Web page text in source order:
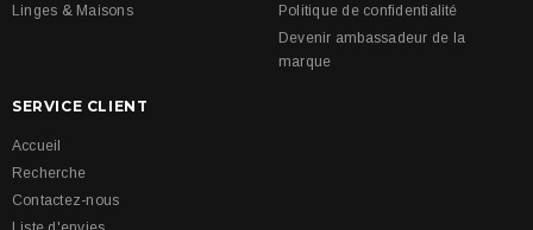
Linges & Maisons
Politique de confidentialité
Devenir ambassadeur de la
marque
SERVICE CLIENT
Accueil
Recherche
Contactez-nous